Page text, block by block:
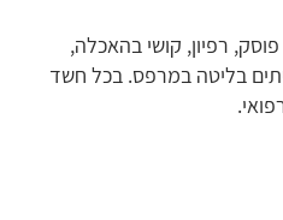
רפיון, קושי בהאכלה,
בליטה במרפס. בכל חשד